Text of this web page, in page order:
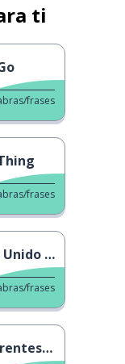
ti
frases
frases
de
frases
países